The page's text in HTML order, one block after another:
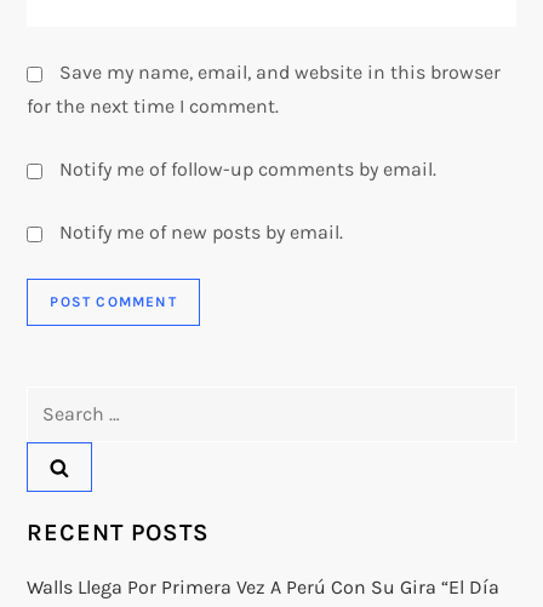
Save my name, email, and website in this browser
for the next time I comment.
Notify me of follow-up comments by email.
Notify me of new posts by email.
RECENT POSTS
Walls Llega Por Primera Vez A Perú Con Su Gira “El Día